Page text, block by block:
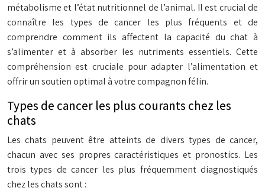
métabolisme et l’état nutritionnel de l’animal. Il est crucial de
connaître les types de cancer les plus fréquents et de
comprendre comment ils affectent la capacité du chat à
s’alimenter et à absorber les nutriments essentiels. Cette
compréhension est cruciale pour adapter l’alimentation et
offrir un soutien optimal à votre compagnon félin.
Types de cancer les plus courants chez les
chats
Les chats peuvent être atteints de divers types de cancer,
chacun avec ses propres caractéristiques et pronostics. Les
trois types de cancer les plus fréquemment diagnostiqués
chez les chats sont :